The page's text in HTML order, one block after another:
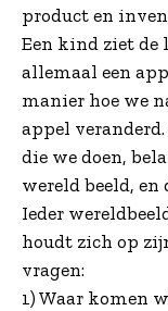
product en
Een kind ziet de
allemaal een
manier hoe we
appel
die we doen,
wereld beeld, en
Ieder
houdt zich op
vragen:
1) Waar komen